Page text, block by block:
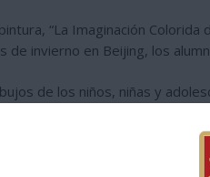
“La Imaginación
invierno en Beijing, los
de los niños, niñas y
los JJ. OO. de
de 1992 y es precandidata